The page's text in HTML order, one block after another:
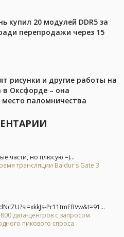
купил 20 модулей DDR5 за
перепродажи через 15
рисунки и другие работы на
в Оксфорде – она
место паломничества
части, но плюсую =)...
трансляции Baldur's Gate 3
Pr11tmEBVw&t=91...
дата-центров с запросом
пикового спроса